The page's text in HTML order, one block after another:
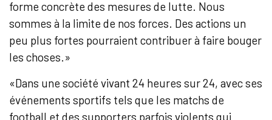
forme concrète des mesures de lutte. Nous
sommes à la limite de nos forces. Des actions un
peu plus fortes pourraient contribuer à faire bouger
les choses.»
«Dans une société vivant 24 heures sur 24, avec ses
événements sportifs tels que les matchs de
football et des supporters parfois violents qui